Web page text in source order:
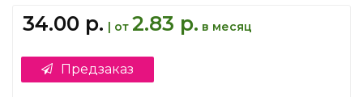
34.00 р. | от 2.83 р. в месяц
Предзаказ